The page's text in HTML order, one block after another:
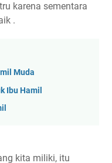
karena sementara
.
Muda
Ibu Hamil
kita miliki, itu